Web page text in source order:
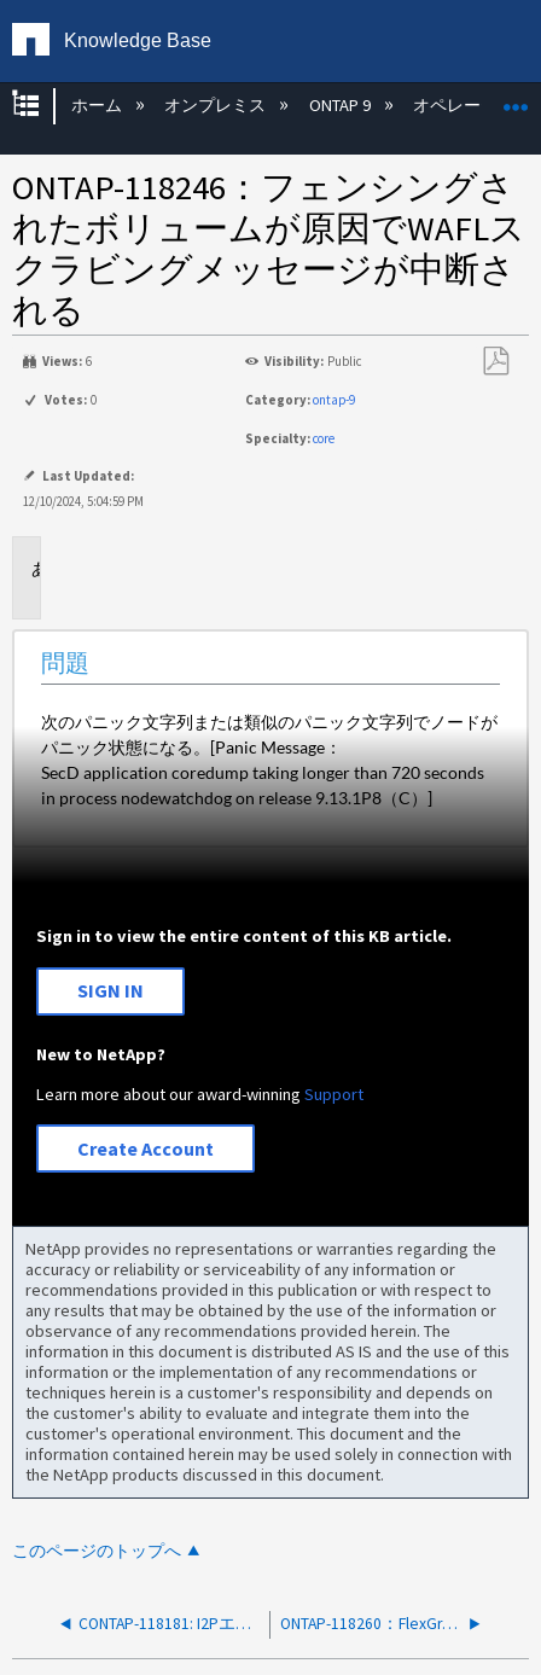
Knowledge Base
グローバル階層を展開/折りたたむ
ホーム オンプレミス ONTAP 9 オペレーティン
ONTAP-118246：フェンシングさ
れたボリュームが原因でWAFLス
クラビングメッセージが中断さ
れる
Views: 6 Visibility: Public
Votes: 0 Category:ontap-9
Specialty:core
Last Updated:
12/10/2024, 5:04:59 PM
問題
次のパニック文字列または類似のパニック文字列でノードが
パニック状態になる。[Panic Message：
SecD application coredump taking longer than 720 seconds
in process nodewatchdog on release 9.13.1P8（C）]
Sign in to view the entire content of this KB article.
SIGN IN
New to NetApp?
Learn more about our award-winningSupport
Create Account
NetApp provides no representations or warranties regarding the
accuracy or reliability or serviceability of any information or
recommendations provided in this publication or with respect to
any results that may be obtained by the use of the information or
observance of any recommendations provided herein. The
information in this document is distributed AS IS and the use of this
information or the implementation of any recommendations or
techniques herein is a customer's responsibility and depends on
the customer's ability to evaluate and integrate them into the
customer's operational environment. This document and the
information contained herein may be used solely in connection with
the NetApp products discussed in this document.
このページのトップへ
CONTAP-118181: I2PエラーのためSnapMirror SYNC転送に失敗しました ONTAP-118260：FlexGroup vol moveを実行すると、FlexVolグループボリュームの暗号化タイプが「mixed」になる